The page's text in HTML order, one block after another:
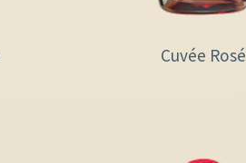
Cuvée Rosé